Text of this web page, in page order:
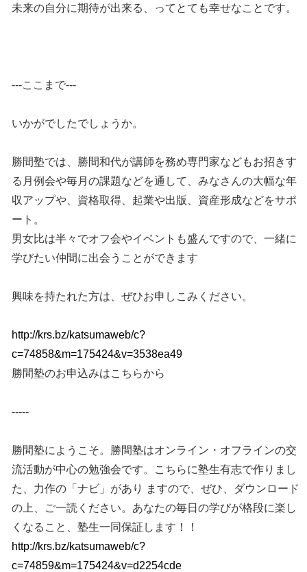
未来の自分に期待が出来る、ってとても幸せなことです。
---ここまで---
いかがでしたでしょうか。
勝間塾では、勝間和代が講師を務め専門家などもお招きす
る月例会や毎月の課題などを通して、みなさんの大幅な年
収アップや、資格取得、起業や出版、資産形成などをサポ
ート。
男女比は半々でオフ会やイベントも盛んですので、一緒に
学びたい仲間に出会うことができます
興味を持たれた方は、ぜひお申しこみください。
http://krs.bz/katsumaweb/c?
c=74858&m=175424&v=3538ea49
勝間塾のお申込みはこちらから
-----
勝間塾にようこそ。勝間塾はオンライン・オフラインの交
流活動が中心の勉強会です。こちらに塾生有志で作りまし
た、力作の「ナビ」があり ますので、ぜひ、ダウンロード
の上、ご一読ください。あなたの毎日の学びが格段に楽し
くなること、塾生一同保証します！！
http://krs.bz/katsumaweb/c?
c=74859&m=175424&v=d2254cde